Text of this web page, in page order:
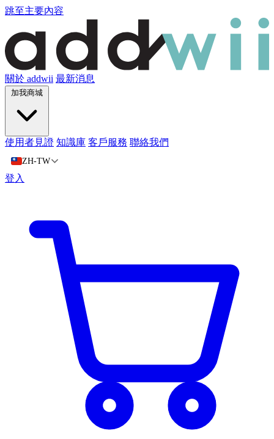
跳至主要內容
關於 addwii 最新消息
加我商城
使用者見證 知識庫 客戶服務 聯絡我們
ZH-TW
登入